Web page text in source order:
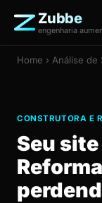
Zubbe
engenharia
Home › Análise de
CONSTRUTORA E
Seu